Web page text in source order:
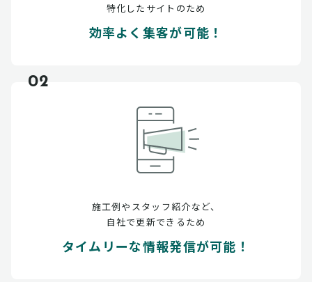
特化したサイトのため
効率よく集客が可能！
02
施工例やスタッフ紹介など、
自社で更新できるため
タイムリーな情報発信が可能！